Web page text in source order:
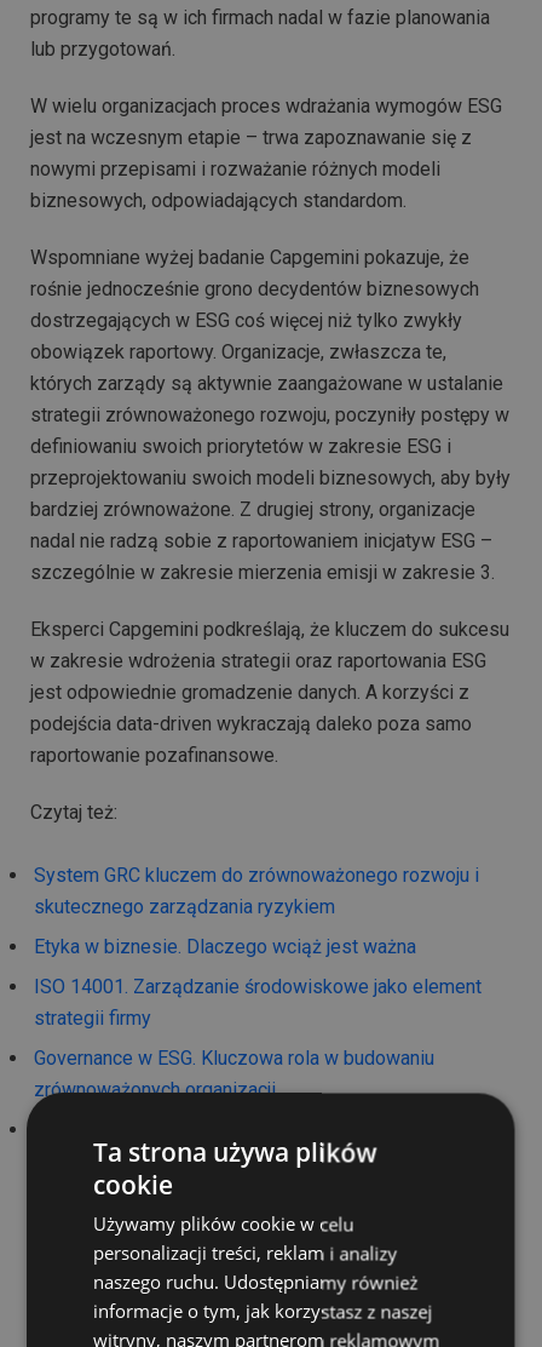
programy te są w ich firmach nadal w fazie planowania
lub przygotowań.
W wielu organizacjach proces wdrażania wymogów ESG
jest na wczesnym etapie – trwa zapoznawanie się z
nowymi przepisami i rozważanie różnych modeli
biznesowych, odpowiadających standardom.
Wspomniane wyżej badanie Capgemini pokazuje, że
rośnie jednocześnie grono decydentów biznesowych
dostrzegających w ESG coś więcej niż tylko zwykły
obowiązek raportowy. Organizacje, zwłaszcza te,
których zarządy są aktywnie zaangażowane w ustalanie
strategii zrównoważonego rozwoju, poczyniły postępy w
definiowaniu swoich priorytetów w zakresie ESG i
przeprojektowaniu swoich modeli biznesowych, aby były
bardziej zrównoważone. Z drugiej strony, organizacje
nadal nie radzą sobie z raportowaniem inicjatyw ESG –
szczególnie w zakresie mierzenia emisji w zakresie 3.
Eksperci Capgemini podkreślają, że kluczem do sukcesu
w zakresie wdrożenia strategii oraz raportowania ESG
jest odpowiednie gromadzenie danych. A korzyści z
podejścia data-driven wykraczają daleko poza samo
raportowanie pozafinansowe.
Czytaj też:
System GRC kluczem do zrównoważonego rozwoju i
skutecznego zarządzania ryzykiem
Etyka w biznesie. Dlaczego wciąż jest ważna
ISO 14001. Zarządzanie środowiskowe jako element
strategii firmy
Governance w ESG. Kluczowa rola w budowaniu
zrównoważonych organizacji
zrównoważonego rozwoju
POLECANE
Ta strona używa plików
cookie
Używamy plików cookie w celu
personalizacji treści, reklam i analizy
naszego ruchu. Udostępniamy również
informacje o tym, jak korzystasz z naszej
witryny, naszym partnerom reklamowym